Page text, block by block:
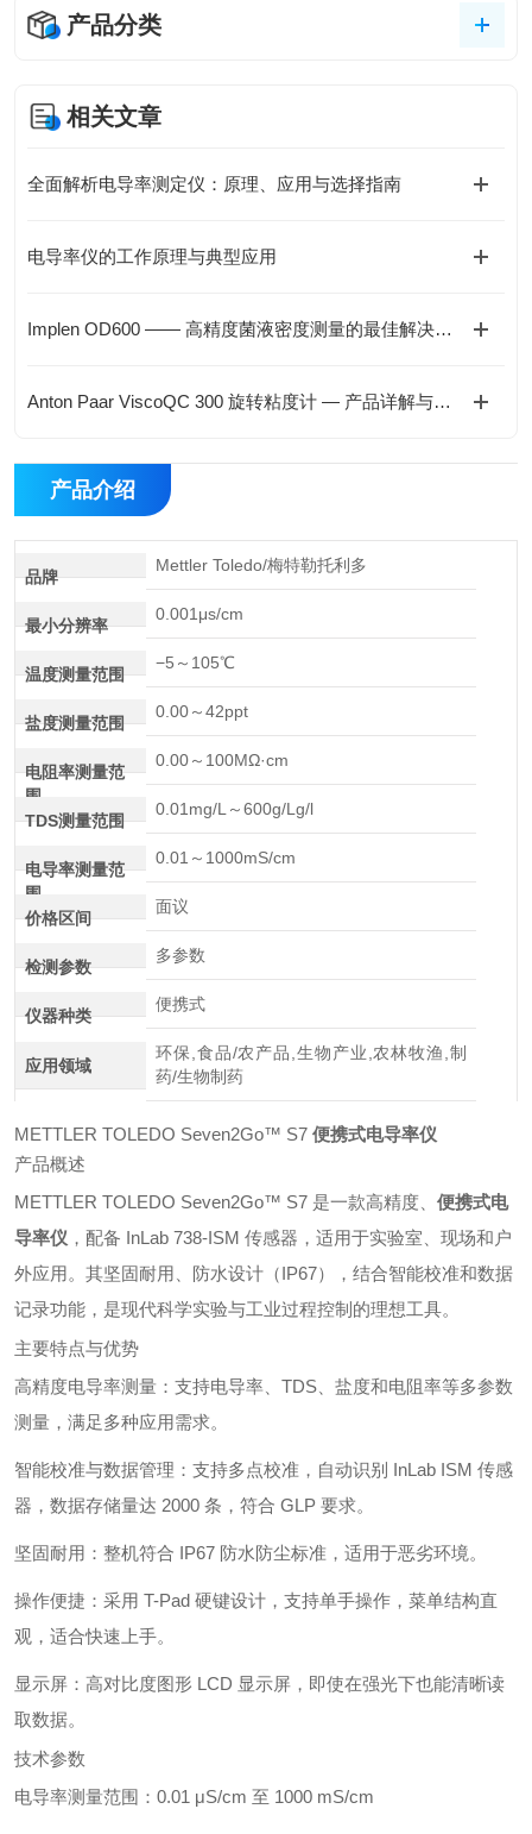
产品分类
相关文章
全面解析电导率测定仪：原理、应用与选择指南
电导率仪的工作原理与典型应用
Implen OD600 —— 高精度菌液密度测量的最佳解决方案
Anton Paar ViscoQC 300 旋转粘度计 — 产品详解与选型指南
产品介绍
品牌
Mettler Toledo/梅特勒托利多
最小分辨率
0.001μs/cm
温度测量范围
−5～105℃
盐度测量范围
0.00～42ppt
电阻率测量范
围
0.00～100MΩ·cm
TDS测量范围
0.01mg/L～600g/Lg/l
电导率测量范
围
0.01～1000mS/cm
价格区间
面议
检测参数
多参数
仪器种类
便携式
应用领域
环保,食品/农产品,生物产业,农林牧渔,制
药/生物制药
METTLER TOLEDO Seven2Go™ S7 便携式电导率仪
产品概述
METTLER TOLEDO Seven2Go™ S7 是一款高精度、 便携式电
导率仪 ，配备 InLab 738-ISM 传感器，适用于实验室、现场和户
外应用。其坚固耐用、防水设计（IP67），结合智能校准和数据
记录功能，是现代科学实验与工业过程控制的理想工具。
主要特点与优势
高精度电导率测量：支持电导率、TDS、盐度和电阻率等多参数
测量，满足多种应用需求。
智能校准与数据管理：支持多点校准，自动识别 InLab ISM 传感
器，数据存储量达 2000 条，符合 GLP 要求。
坚固耐用：整机符合 IP67 防水防尘标准，适用于恶劣环境。
操作便捷：采用 T-Pad 硬键设计，支持单手操作，菜单结构直
观，适合快速上手。
显示屏：高对比度图形 LCD 显示屏，即使在强光下也能清晰读
取数据。
技术参数
电导率测量范围：0.01 μS/cm 至 1000 mS/cm